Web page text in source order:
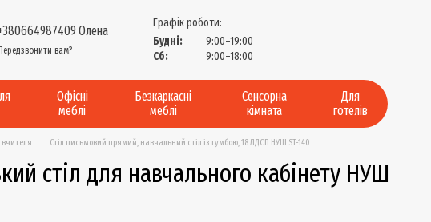
Олена
вам?
Графік роботи:
Будні:
9:00–19:00
Сб:
9:00–18:00
Офісні
меблі
Безкаркасні
меблі
Сенсорна
кімната
Для
готелів
вчителя Стіл письмовий прямий, навчальний стіл із тумбою, 18 ЛДСП НУШ ST-140
стіл для навчального кабінету НУШ